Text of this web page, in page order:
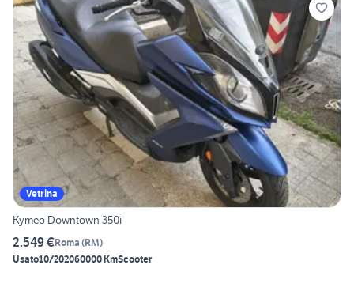
Vetrina
Kymco Downtown 350i
2.549 €Roma (RM)
Usato10/202060000 KmScooter